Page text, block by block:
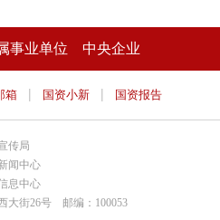
事业单位 中央企业
箱 | 国资小新 | 国资报告
传局
闻中心
息中心
大街26号 邮编：100053